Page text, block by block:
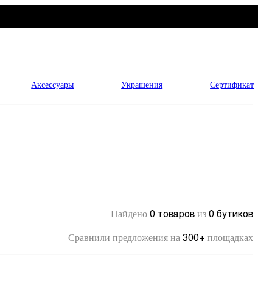
Аксессуары Украшения Сертификат
Найдено 0 товаров из 0 бутиков
Сравнили предложения на 300+ площадках